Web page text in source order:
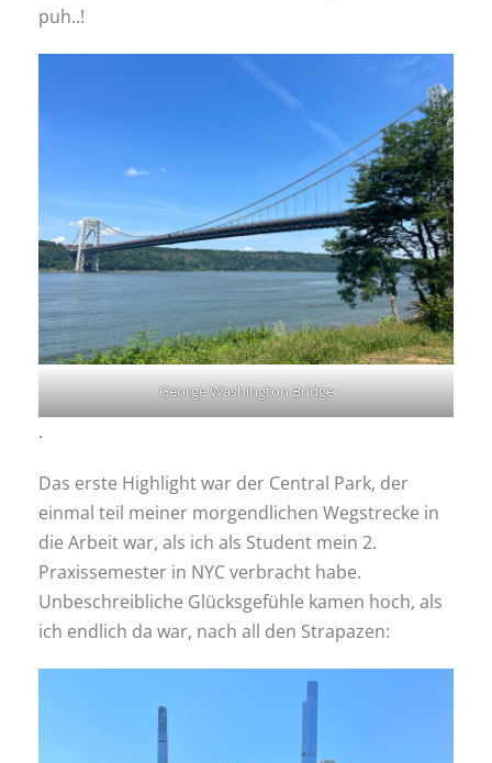
puh..!
George Washington Bridge
.
Das erste Highlight war der Central Park, der
einmal teil meiner morgendlichen Wegstrecke in
die Arbeit war, als ich als Student mein 2.
Praxissemester in NYC verbracht habe.
Unbeschreibliche Glücksgefühle kamen hoch, als
ich endlich da war, nach all den Strapazen: